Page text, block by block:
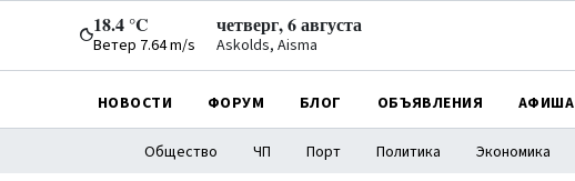
18.4 °C
Ветер 7.64 m/s
четверг, 6 августа
Askolds, Aisma
НОВОСТИ ФОРУМ БЛОГ ОБЪЯВЛЕНИЯ АФИША
Общество ЧП Порт Политика Экономика